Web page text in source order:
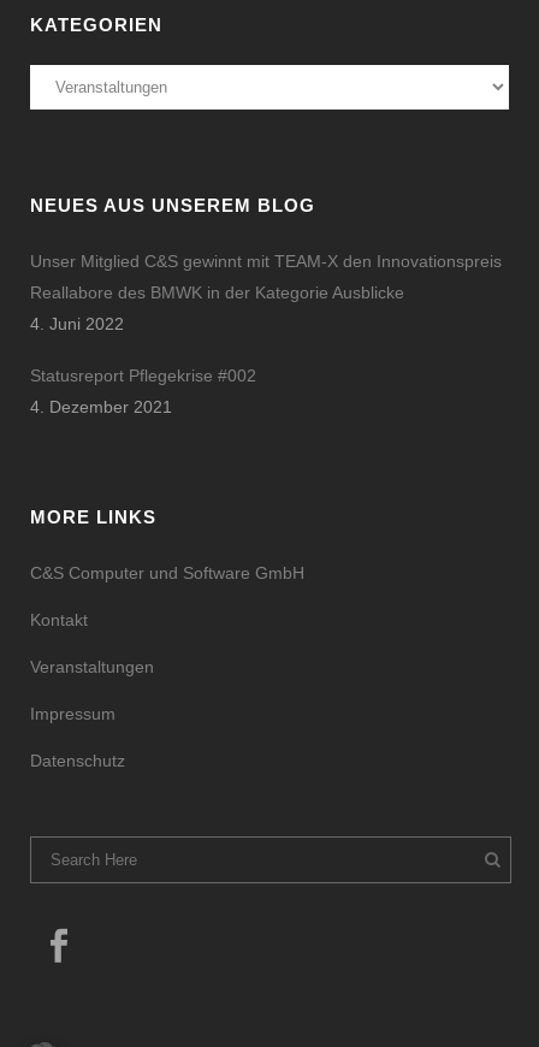
KATEGORIEN
Kategorien
NEUES AUS UNSEREM BLOG
Unser Mitglied C&S gewinnt mit TEAM-X den Innovationspreis
Reallabore des BMWK in der Kategorie Ausblicke
4. Juni 2022
Statusreport Pflegekrise #002
4. Dezember 2021
MORE LINKS
C&S Computer und Software GmbH
Kontakt
Veranstaltungen
Impressum
Datenschutz